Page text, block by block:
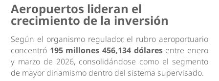
Aeropuertos lideran el
crecimiento de la inversión
Según el organismo regulador, el rubro aeroportuario
concentró 195 millones 456,134 dólaresentre enero
y marzo de 2026, consolidándose como el segmento
de mayor dinamismo dentro del sistema supervisado.